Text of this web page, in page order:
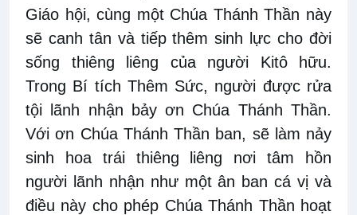
Giáo hội, cùng một Chúa Thánh Thần này
sẽ canh tân và tiếp thêm sinh lực cho đời
sống thiêng liêng của người Kitô hữu.
Trong Bí tích Thêm Sức, người được rửa
tội lãnh nhận bảy ơn Chúa Thánh Thần.
Với ơn Chúa Thánh Thần ban, sẽ làm nảy
sinh hoa trái thiêng liêng nơi tâm hồn
người lãnh nhận như một ân ban cá vị và
điều này cho phép Chúa Thánh Thần hoạt